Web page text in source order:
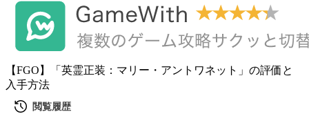
【FGO】「英霊正装：マリー・アントワネット」の評価と
入手方法